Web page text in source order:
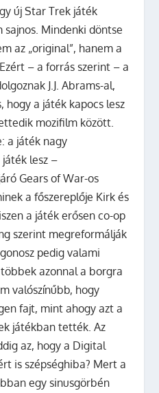
új Star Trek játék
sajnos. Mindenki döntse
az „original”, hanem a
– a forrás szerint – a
J.J. Abrams-al,
a játék kapocs lesz
mozifilm között.
a játék nagy
játék lesz –
Gears of War-os
a főszereplője Kirk és
a játék erősen co-op
szerint megreformálják
pedig valami
azonnal a borgra
valószínűbb, hogy
fajt, mint ahogy azt a
játékban tették. Az
az, hogy a Digital
is szépséghiba? Mert a
egy sinusgörbén